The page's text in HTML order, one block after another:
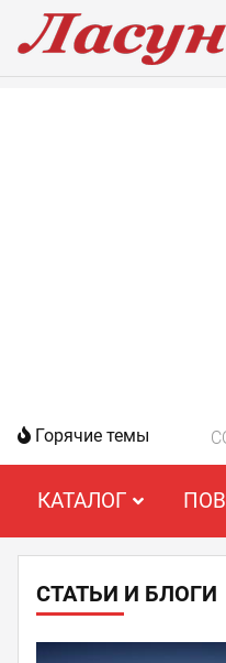
Горячие темы
КАТАЛОГ
СТАТЬИ И БЛОГИ